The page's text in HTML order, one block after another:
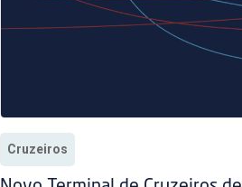
Cruzeiros